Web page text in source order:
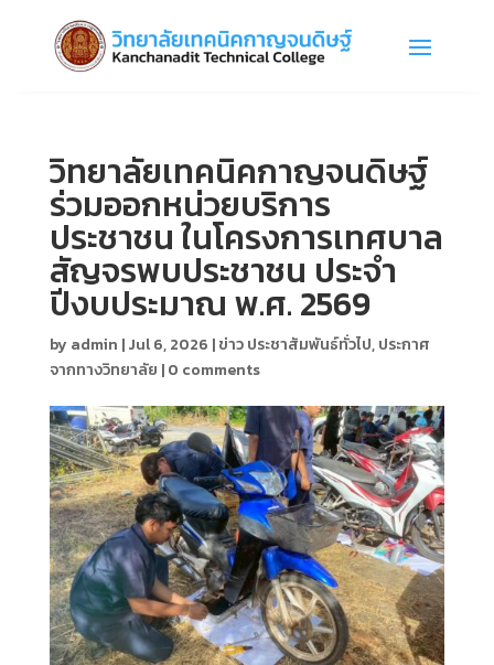
วิทยาลัยเทคนิคกาญจนดิษฐ์
ร่วมออกหน่วยบริการ
ประชาชน ในโครงการเทศบาล
สัญจรพบประชาชน ประจำ
ปีงบประมาณ พ.ศ. 2569
by admin |Jul 6, 2026 |ข่าว ประชาสัมพันธ์ทั่วไป,ประกาศ
จากทางวิทยาลัย |0 comments